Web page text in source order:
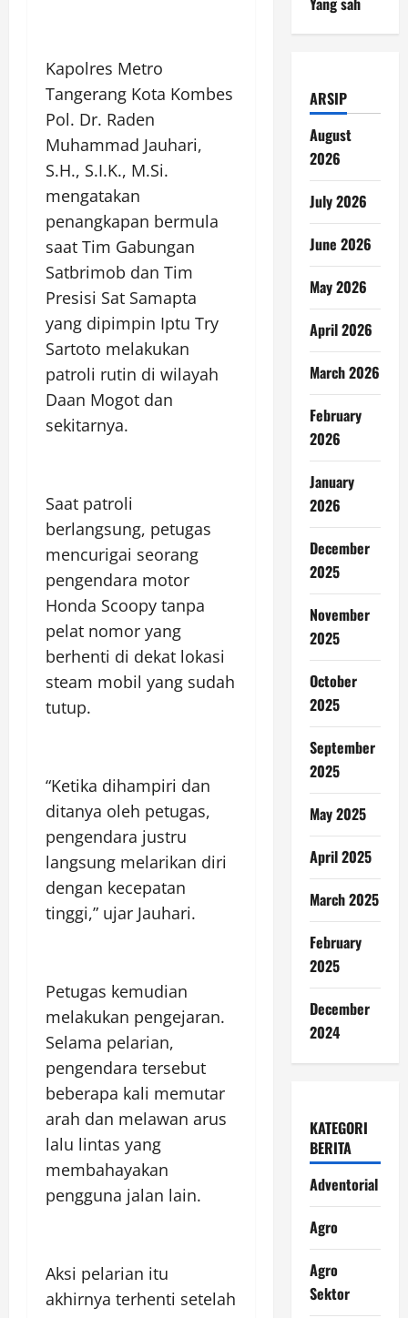
Kapolres Metro
Tangerang Kota Kombes
Pol. Dr. Raden
Muhammad Jauhari,
S.H., S.I.K., M.Si.
mengatakan
penangkapan bermula
saat Tim Gabungan
Satbrimob dan Tim
Presisi Sat Samapta
yang dipimpin Iptu Try
Sartoto melakukan
patroli rutin di wilayah
Daan Mogot dan
sekitarnya.
Saat patroli
berlangsung, petugas
mencurigai seorang
pengendara motor
Honda Scoopy tanpa
pelat nomor yang
berhenti di dekat lokasi
steam mobil yang sudah
tutup.
“Ketika dihampiri dan
ditanya oleh petugas,
pengendara justru
langsung melarikan diri
dengan kecepatan
tinggi,” ujar Jauhari.
Petugas kemudian
melakukan pengejaran.
Selama pelarian,
pengendara tersebut
beberapa kali memutar
arah dan melawan arus
lalu lintas yang
membahayakan
pengguna jalan lain.
Aksi pelarian itu
akhirnya terhenti setelah
ARSIP
August
2026
July 2026
June 2026
May 2026
April 2026
March 2026
February
2026
January
2026
December
2025
November
2025
October
2025
September
2025
May 2025
April 2025
March 2025
February
2025
December
2024
KATEGORI
BERITA
Adventorial
Agro
Agro
Sektor